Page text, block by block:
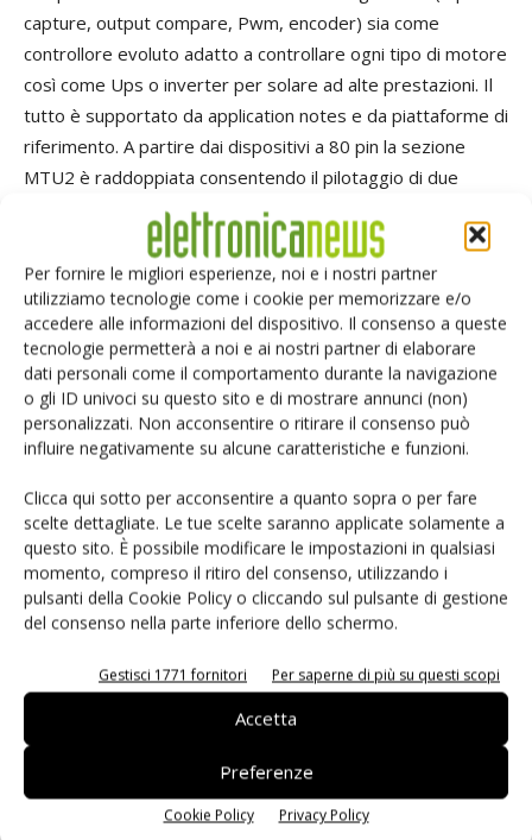
Per fornire le migliori esperienze, noi e i nostri partner
utilizziamo tecnologie come i cookie per memorizzare e/o
accedere alle informazioni del dispositivo. Il consenso a queste
tecnologie permetterà a noi e ai nostri partner di elaborare
dati personali come il comportamento durante la navigazione
o gli ID univoci su questo sito e di mostrare annunci (non)
personalizzati. Non acconsentire o ritirare il consenso può
influire negativamente su alcune caratteristiche e funzioni.
Clicca qui sotto per acconsentire a quanto sopra o per fare
scelte dettagliate. Le tue scelte saranno applicate solamente a
questo sito. È possibile modificare le impostazioni in qualsiasi
momento, compreso il ritiro del consenso, utilizzando i
pulsanti della Cookie Policy o cliccando sul pulsante di gestione
del consenso nella parte inferiore dello schermo.
Gestisci 1771 fornitori Per saperne di più su questi scopi
Accetta
Preferenze
Cookie Policy Privacy Policy
capture, output compare, Pwm, encoder) sia come
controllore evoluto adatto a controllare ogni tipo di motore
così come Ups o inverter per solare ad alte prestazioni. Il
tutto è supportato da application notes e da piattaforme di
riferimento. A partire dai dispositivi a 80 pin la sezione
MTU2 è raddoppiata consentendo il pilotaggio di due
inverter con lo stesso dispositivo. L'MTU2 fornisce inoltre
caratteristiche di sicurezza di alto livello come quelle
descritte di seguito.
• Rilevazione corti- MTU2 può rilevare la condizione di
potenziale corto su un ramo del ponte causata da uno
stato anomalo del pin esterno che, a causa di umidità o
corti, non si disattiva in tempo utile. Tale stato viene
rilevato dall'hardware e il ramo del ponte viene disabilitato.
• Ingressi multipli per il blocco hardware del ponte
possible avere fino a tre ingressi per il blocco hardware del
ponte, oltre a quello per la rilevazione della sovra-
corrente, in modo da controllare altri casi pericolosi quali
porta aperta, allagamento, e molti altri. Alternativamente è
possible bloccare singolarmente ogni ramo del ponte.
• Convertitore A/D
integrano A/D converter ad alte prestazioni oltre a un
elevato livello di interconnessione con il resto delle
periferiche. Le principali caratteristiche sono: risoluzione di
12 bit; tempo di conversione di 1 µs; alta precisione; 5 V
per migliorare il livello di segnale/rumore; fino a 4 sample &
hold per campionare fino a 4 ingressi